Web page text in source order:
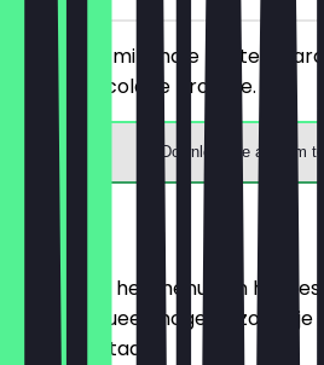
Vanaf een minimale
gratis chocolade brownie.
Download de app om te
Menu
Hier vind je het menu van het
het zo actueel mogelijk, zodat
wachten staat.